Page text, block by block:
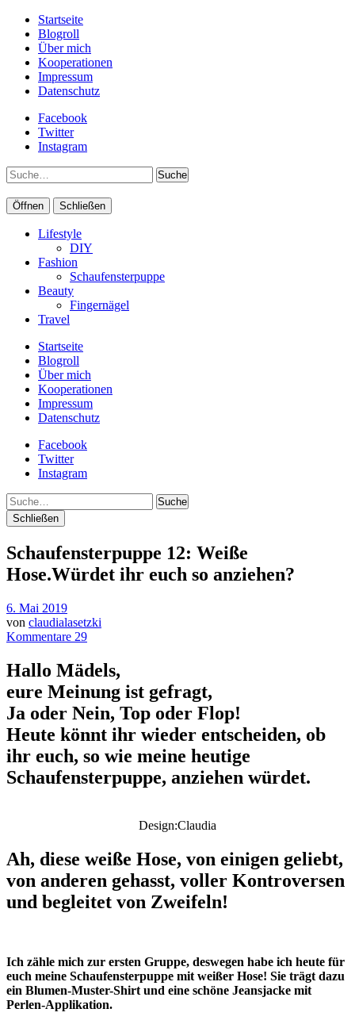
Startseite
Blogroll
Über mich
Kooperationen
Impressum
Datenschutz
Facebook
Twitter
Instagram
Suche
Öffnen Schließen
Lifestyle
DIY
Fashion
Schaufensterpuppe
Beauty
Fingernägel
Travel
Startseite
Blogroll
Über mich
Kooperationen
Impressum
Datenschutz
Facebook
Twitter
Instagram
Suche
Schließen
Schaufensterpuppe 12: Weiße
Hose.Würdet ihr euch so anziehen?
6. Mai 2019
von claudialasetzki
Kommentare 29
Hallo Mädels,
eure Meinung ist gefragt,
Ja oder Nein, Top oder Flop!
Heute könnt ihr wieder entscheiden, ob
ihr euch, so wie meine heutige
Schaufensterpuppe, anziehen würdet.
Design:Claudia
Ah, diese weiße Hose, von einigen geliebt,
von anderen gehasst, voller Kontroversen
und begleitet von Zweifeln!
Ich zähle mich zur ersten Gruppe, deswegen habe ich heute für
euch meine Schaufensterpuppe mit weißer Hose! Sie trägt dazu
ein Blumen-Muster-Shirt und eine schöne Jeansjacke mit
Perlen-Applikation.